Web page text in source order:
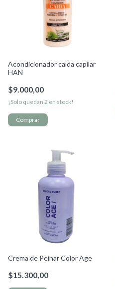
Acondicionador caída capilar
HAN
$9.000,00
¡Solo quedan 2 en stock!
Crema de Peinar Color Age
$15.300,00